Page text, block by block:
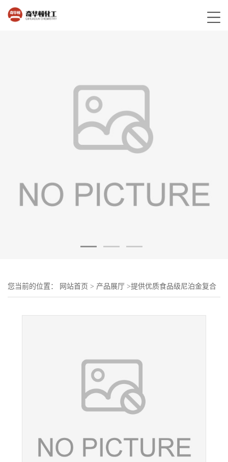
您当前的位置： 网站首页 > 产品展厅 >提供优质食品级尼泊金复合